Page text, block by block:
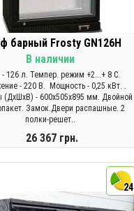
барный Frosty GN126H
В наличии
126 л. Темпер. режим +2...+ 8 С.
- 220 В. Мощность - 0,25 кВт. .
(ДхШхВ) - 600х505х895 мм. Двойной
Замок.Двери распашные. 2
полки-решет..
26 367 грн.
24